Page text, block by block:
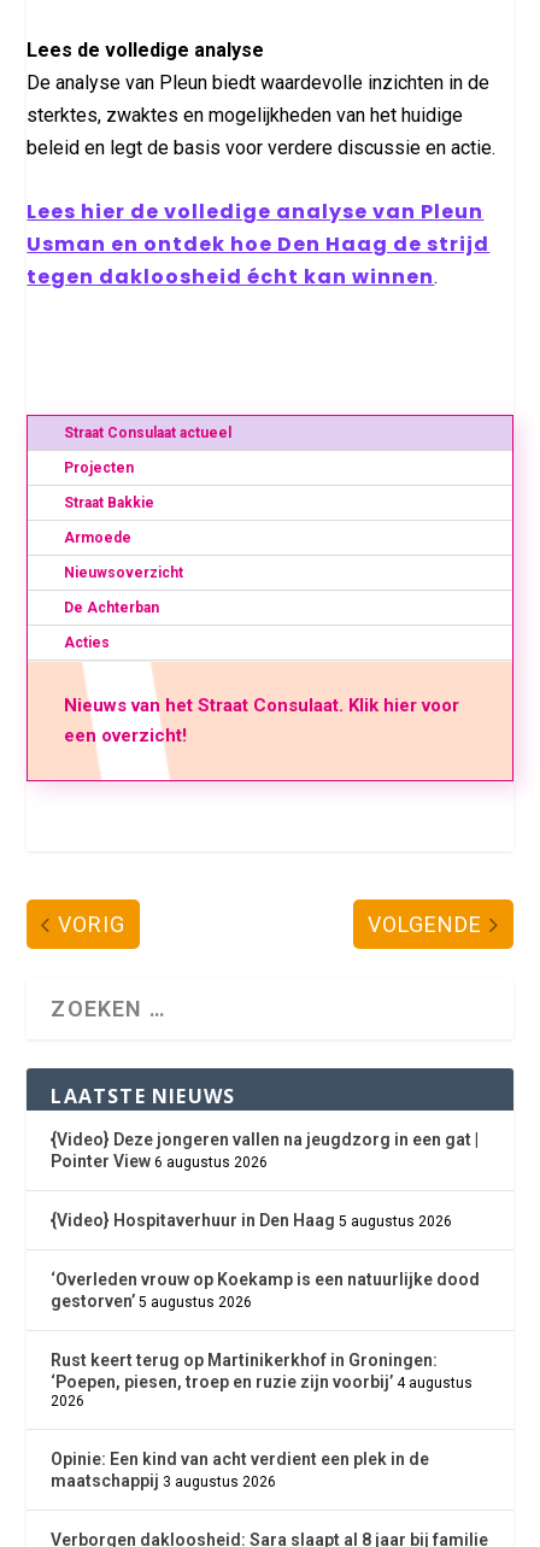
Lees de volledige analyse
De analyse van Pleun biedt waardevolle inzichten in de
sterktes, zwaktes en mogelijkheden van het huidige
beleid en legt de basis voor verdere discussie en actie.
Lees hier de volledige analyse van Pleun
Usman en ontdek hoe Den Haag de strijd
tegen dakloosheid écht kan winnen.
Straat Consulaat actueel
Projecten
Straat Bakkie
Armoede
Nieuwsoverzicht
De Achterban
Acties
Nieuws van het Straat Consulaat. Klik hier voor
een overzicht!
VORIG VOLGENDE
LAATSTE NIEUWS
{Video} Deze jongeren vallen na jeugdzorg in een gat |
Pointer View 6 augustus 2026
{Video} Hospitaverhuur in Den Haag 5 augustus 2026
‘Overleden vrouw op Koekamp is een natuurlijke dood
gestorven’ 5 augustus 2026
Rust keert terug op Martinikerkhof in Groningen:
‘Poepen, piesen, troep en ruzie zijn voorbij’ 4 augustus
2026
Opinie: Een kind van acht verdient een plek in de
maatschappij 3 augustus 2026
Verborgen dakloosheid: Sara slaapt al 8 jaar bij familie